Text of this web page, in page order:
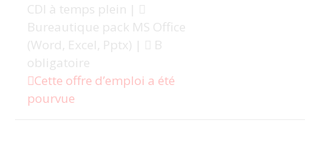
CDI à temps plein |
Bureautique pack MS Office
(Word, Excel, Pptx) |
B
obligatoire
Cette offre d’emploi a été
pourvue